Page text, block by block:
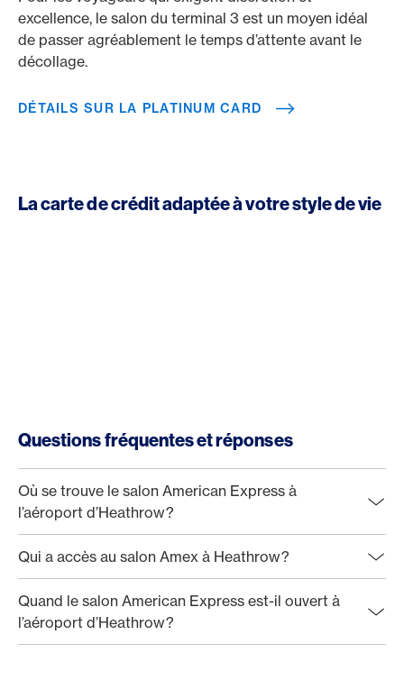
excellence, le salon du terminal 3 est un moyen idéal
de passer agréablement le temps d’attente avant le
décollage.
DÉTAILS SUR LA PLATINUM CARD
La carte de crédit adaptée à votre style de vie
Questions fréquentes et réponses
Où se trouve le salon American Express à
l’aéroport d’Heathrow?
Qui a accès au salon Amex à Heathrow?
Quand le salon American Express est-il ouvert à
l’aéroport d’Heathrow?